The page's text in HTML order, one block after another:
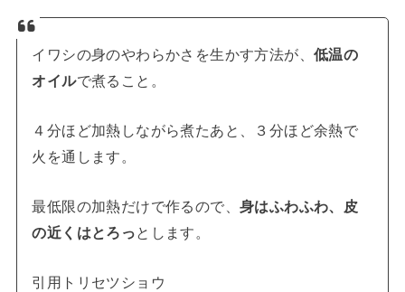
イワシの身のやわらかさを生かす方法が、低温の
オイルで煮ること。
４分ほど加熱しながら煮たあと、３分ほど余熱で
火を通します。
最低限の加熱だけで作るので、身はふわふわ、皮
の近くはとろっとします。
引用トリセツショウ